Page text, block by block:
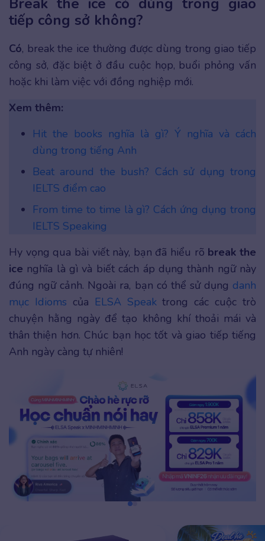
tiếp công sở không?
Có, break the ice thường được dùng trong giao tiếp
công sở, đặc biệt ở đầu cuộc họp, buổi phỏng vấn
hoặc khi làm việc với đồng nghiệp mới.
Xem thêm:
Hit the books nghĩa là gì? Ý nghĩa và cách
dùng trong tiếng Anh
Beat around the bush? Cách sử dụng trong
IELTS điểm cao
From time to time là gì? Cách ứng dụng trong
IELTS Speaking
Hy vọng qua bài viết này, bạn đã hiểu rõ break the
ice nghĩa là gì và biết cách áp dụng thành ngữ này
đúng ngữ cảnh. Ngoài ra, bạn có thể sử dụng danh
mục Idioms của ELSA Speaktrong các cuộc trò
chuyện hằng ngày để tạo không khí thoải mái và
thân thiện hơn. Chúc bạn học tốt và giao tiếp tiếng
Anh ngày càng tự nhiên!